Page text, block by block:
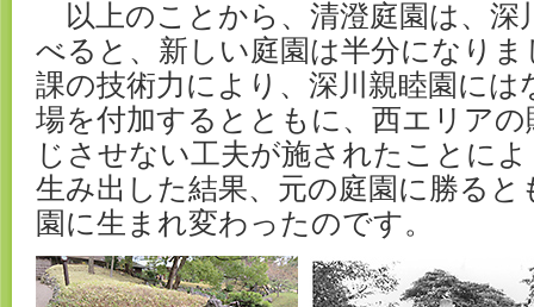
以上のことから、清澄庭園は、深
べると、新しい庭園は半分になり
課の技術力により、深川親睦園に
場を付加するとともに、西エリア
じさせない工夫が施されたことに
生み出した結果、元の庭園に勝る
園に生まれ変わったのです。